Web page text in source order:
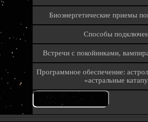
Биоэнергетические приемы
Способы
Встречи с покойниками,
Программное обеспечение:
«астральные